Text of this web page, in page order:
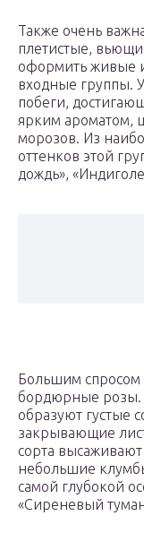
Также очень
плетистые,
оформить живые
входные группы.
побеги,
ярким ароматом,
морозов. Из
оттенков этой
дождь»,
Большим спросом
бордюрные розы.
образуют густые
закрывающие
сорта
небольшие
самой глубокой
«Сиреневый